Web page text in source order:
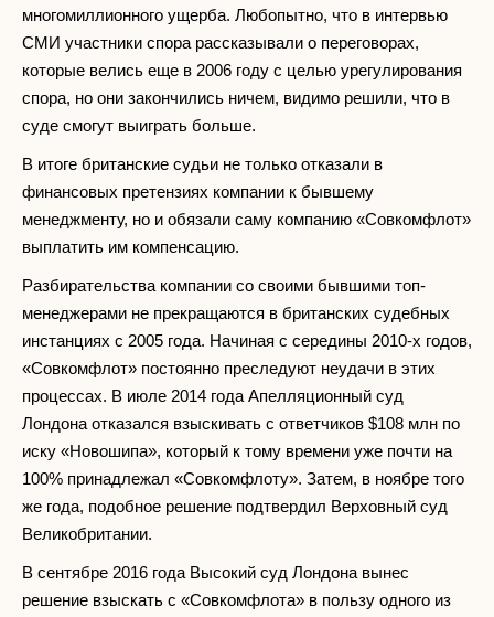
многомиллионного ущерба. Любопытно, что в интервью
СМИ участники спора рассказывали о переговорах,
которые велись еще в 2006 году с целью урегулирования
спора, но они закончились ничем, видимо решили, что в
суде смогут выиграть больше.
В итоге британские судьи не только отказали в
финансовых претензиях компании к бывшему
менеджменту, но и обязали саму компанию «Совкомфлот»
выплатить им компенсацию.
Разбирательства компании со своими бывшими топ-
менеджерами не прекращаются в британских судебных
инстанциях с 2005 года. Начиная с середины 2010-х годов,
«Совкомфлот» постоянно преследуют неудачи в этих
процессах. В июле 2014 года Апелляционный суд
Лондона отказался взыскивать с ответчиков $108 млн по
иску «Новошипа», который к тому времени уже почти на
100% принадлежал «Совкомфлоту». Затем, в ноябре того
же года, подобное решение подтвердил Верховный суд
Великобритании.
В сентябре 2016 года Высокий суд Лондона вынес
решение взыскать с «Совкомфлота» в пользу одного из